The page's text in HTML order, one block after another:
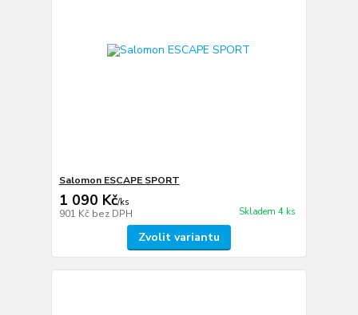
Salomon ESCAPE SPORT
1 090 Kč/ks
901 Kč bez DPH Skladem 4 ks
Zvolit variantu